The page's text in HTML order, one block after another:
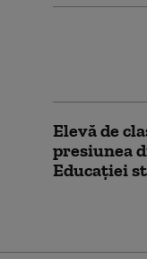
Elevă de
presiunea
Educației